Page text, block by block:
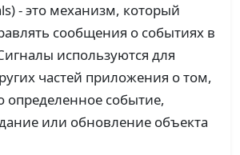
- это механизм, который
сообщения о событиях в
используются для
частей приложения о том,
определенное событие,
или обновление объекта